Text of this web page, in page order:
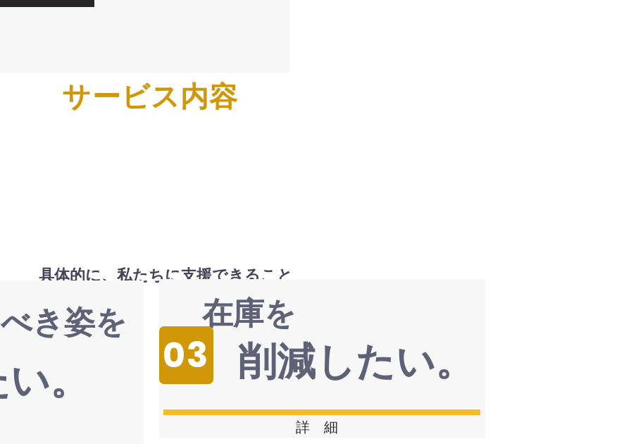
サービス内容
具体的に、私たちに支援できること
き姿を
。
在庫を
03 削減したい。
詳 細